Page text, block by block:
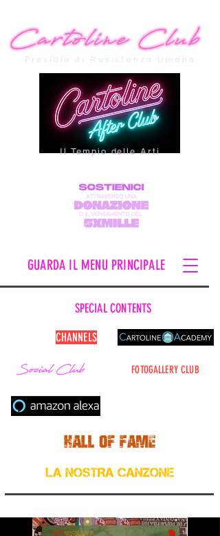
Presidio di Resistenza Umana
Il Tempio delle Arti
FOTOGALLERY CLUB
CHANNELS
GUARDA IL MENU PRINCIPALE
SPECIAL CONTENTS